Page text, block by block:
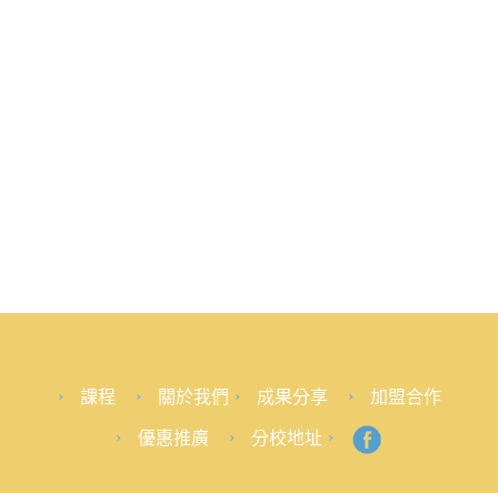
課程 關於我們 成果分享 加盟合作
優惠推廣 分校地址